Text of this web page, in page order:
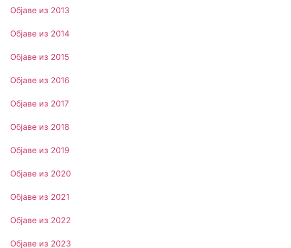
Објаве из 2013
Објаве из 2014
Објаве из 2015
Објаве из 2016
Објаве из 2017
Објаве из 2018
Објаве из 2019
Објаве из 2020
Објаве из 2021
Објаве из 2022
Објаве из 2023